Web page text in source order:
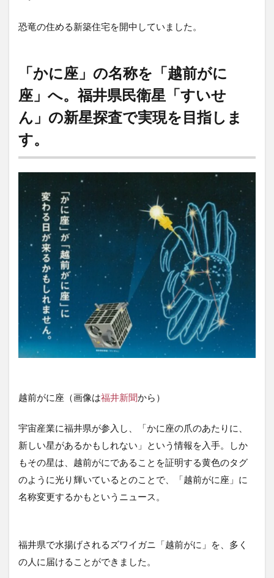
恐竜の住める新築住宅を開中していました。
「かに座」の名称を「越前がに
座」へ。福井県民衛星「すいせ
ん」の新星探査で実現を目指しま
す。
越前がに座（画像は福井新聞から）
宇宙産業に福井県が参入し、「かに座の爪のあたりに、
新しい星があるかもしれない」という情報を入手。しか
もその星は、越前がにであることを証明する黄色のタグ
のように光り輝いているとのことで、「越前がに座」に
名称変更するかもというニュース。
福井県で⽔揚げされるズワイガニ「越前がに」を、多く
の人に届けることができました。